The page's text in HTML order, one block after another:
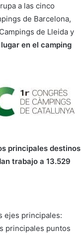
a las cinco
de Barcelona,
de Lleida y
en el camping
principales destinos
trabajo a 13.529
ejes principales:
principales puntos